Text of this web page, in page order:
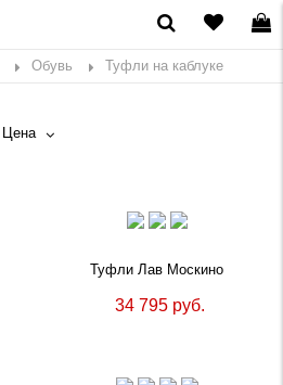
Обувь Туфли на каблуке
Цена
Туфли Лав Москино
34 795 руб.